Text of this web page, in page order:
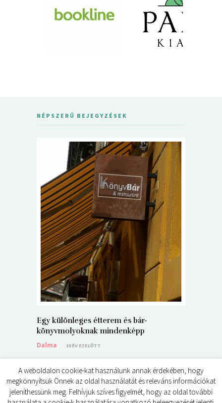
NÉPSZERŰ BEJEGYZÉSEK
Egy különleges étterem és bár-
könyvmolyoknak mindenképp
Dalma
10 ÉV EZELŐTT
A weboldalon cookie-kat használunk annak érdekében, hogy
megkönnyítsük Önnek az oldal használatát és releváns információkat
jeleníthessünk meg. Felhívjuk szíves figyelmét, hogy az oldal további